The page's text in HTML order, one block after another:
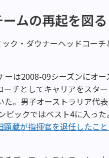
ムの再起を図る
ク・ダウナーヘッドコー
は2008-09シーズンにオ
チとしてキャリアをスタ
。男子オーストラリア代
ピックではベスト4に入っ
顕蔵が指揮官を退任したこ